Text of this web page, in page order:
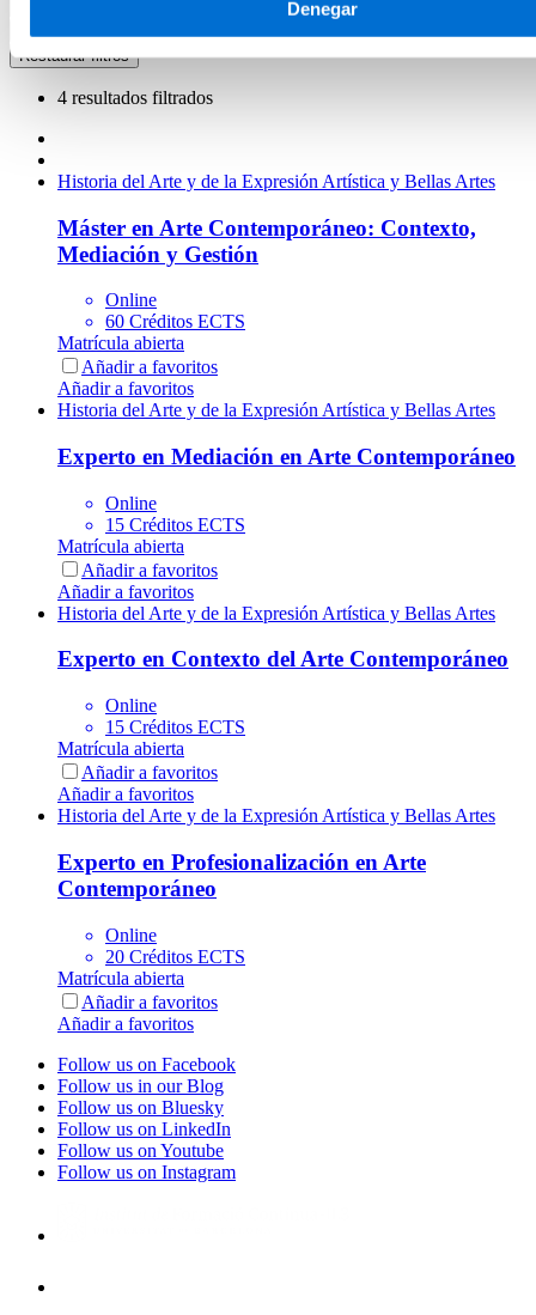
Denegar
4 resultados filtrados
Historia del Arte y de la Expresión Artística y Bellas Artes
Máster en Arte Contemporáneo: Contexto,
Mediación y Gestión
Online
60 Créditos ECTS
Matrícula abierta
Añadir a favoritos
Añadir a favoritos
Historia del Arte y de la Expresión Artística y Bellas Artes
Experto en Mediación en Arte Contemporáneo
Online
15 Créditos ECTS
Matrícula abierta
Añadir a favoritos
Añadir a favoritos
Historia del Arte y de la Expresión Artística y Bellas Artes
Experto en Contexto del Arte Contemporáneo
Online
15 Créditos ECTS
Matrícula abierta
Añadir a favoritos
Añadir a favoritos
Historia del Arte y de la Expresión Artística y Bellas Artes
Experto en Profesionalización en Arte
Contemporáneo
Online
20 Créditos ECTS
Matrícula abierta
Añadir a favoritos
Añadir a favoritos
Follow us on Facebook
Follow us in our Blog
Follow us on Bluesky
Follow us on LinkedIn
Follow us on Youtube
Follow us on Instagram